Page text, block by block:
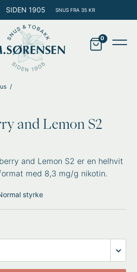
SIDEN 1905 SNUS FRA 35 KR
and Lemon S2
and Lemon S2 er en helhvit
med 8,3 mg/g nikotin.
styrke